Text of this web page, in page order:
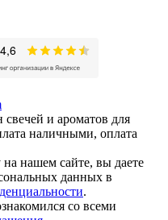
и ароматов для
наличными, оплата
нашем сайте, вы даете
данных в
.
со всеми